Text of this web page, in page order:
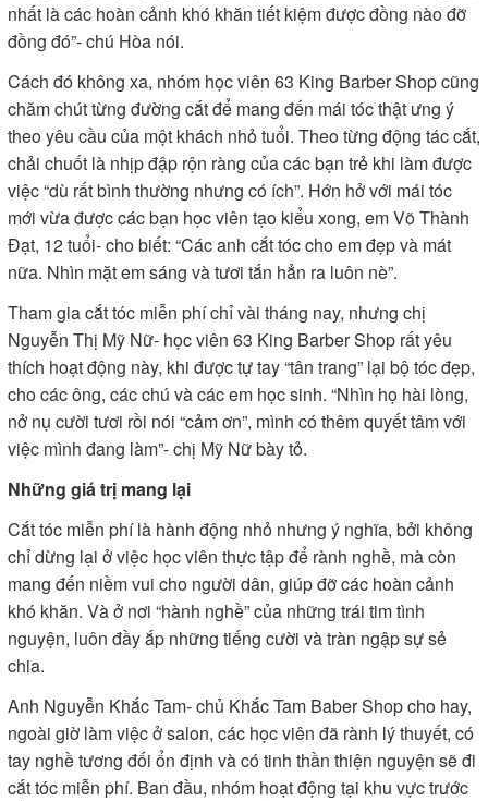
nhất là các hoàn cảnh khó khăn tiết kiệm được đồng nào đỡ
đồng đó”- chú Hòa nói.
Cách đó không xa, nhóm học viên 63 King Barber Shop cũng
chăm chút từng đường cắt để mang đến mái tóc thật ưng ý
theo yêu cầu của một khách nhỏ tuổi. Theo từng động tác cắt,
chải chuốt là nhịp đập rộn ràng của các bạn trẻ khi làm được
việc “dù rất bình thường nhưng có ích”. Hớn hở với mái tóc
mới vừa được các bạn học viên tạo kiểu xong, em Võ Thành
Đạt, 12 tuổi- cho biết: “Các anh cắt tóc cho em đẹp và mát
nữa. Nhìn mặt em sáng và tươi tắn hẳn ra luôn nè”.
Tham gia cắt tóc miễn phí chỉ vài tháng nay, nhưng chị
Nguyễn Thị Mỹ Nữ- học viên 63 King Barber Shop rất yêu
thích hoạt động này, khi được tự tay “tân trang” lại bộ tóc đẹp,
cho các ông, các chú và các em học sinh. “Nhìn họ hài lòng,
nở nụ cười tươi rồi nói “cảm ơn”, mình có thêm quyết tâm với
việc mình đang làm”- chị Mỹ Nữ bày tỏ.
Những giá trị mang lại
Cắt tóc miễn phí là hành động nhỏ nhưng ý nghĩa, bởi không
chỉ dừng lại ở việc học viên thực tập để rành nghề, mà còn
mang đến niềm vui cho người dân, giúp đỡ các hoàn cảnh
khó khăn. Và ở nơi “hành nghề” của những trái tim tình
nguyện, luôn đầy ắp những tiếng cười và tràn ngập sự sẻ
chia.
Anh Nguyễn Khắc Tam- chủ Khắc Tam Baber Shop cho hay,
ngoài giờ làm việc ở salon, các học viên đã rành lý thuyết, có
tay nghề tương đối ổn định và có tinh thần thiện nguyện sẽ đi
cắt tóc miễn phí. Ban đầu, nhóm hoạt động tại khu vực trước